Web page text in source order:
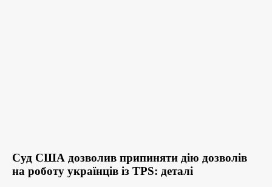
Суд США дозволив припиняти дію дозволів
на роботу українців із TPS: деталі